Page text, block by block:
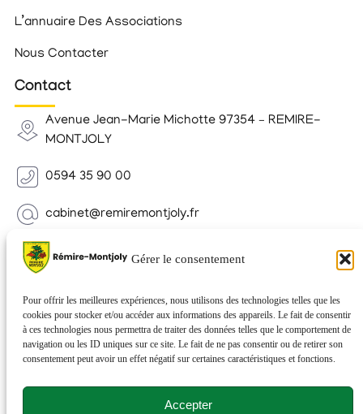
Gérer le consentement
Pour offrir les meilleures expériences, nous utilisons des technologies telles que les
cookies pour stocker et/ou accéder aux informations des appareils. Le fait de consentir
à ces technologies nous permettra de traiter des données telles que le comportement de
navigation ou les ID uniques sur ce site. Le fait de ne pas consentir ou de retirer son
consentement peut avoir un effet négatif sur certaines caractéristiques et fonctions.
Accepter
L’annuaire Des Associations
Nous Contacter
Contact
Avenue Jean-Marie Michotte 97354 – REMIRE-
MONTJOLY
0594 35 90 00
cabinet@remiremontjoly.fr
Newsletter
nouvelles de votre commune.